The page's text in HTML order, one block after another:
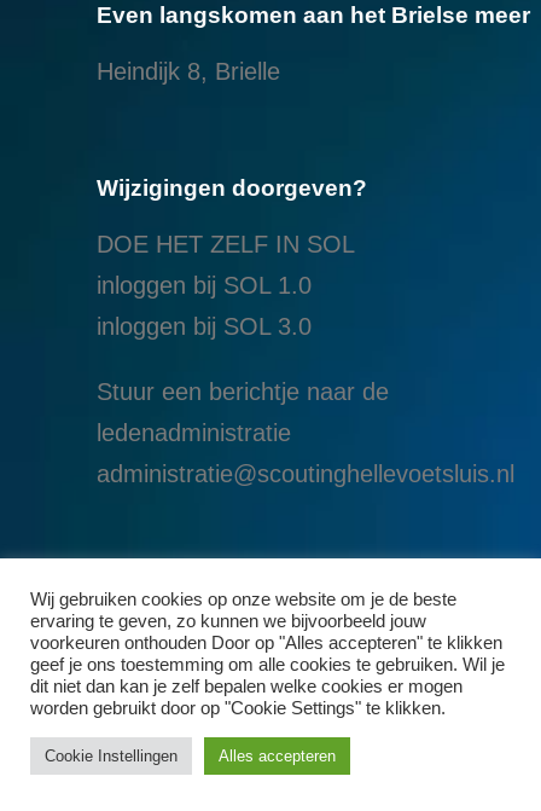
Even langskomen aan het Brielse meer
Heindijk 8, Brielle
Wijzigingen doorgeven?
DOE HET ZELF IN SOL
inloggen bij SOL 1.0
inloggen bij SOL 3.0
Stuur een berichtje naar de
ledenadministratie
administratie@scoutinghellevoetsluis.nl
Wij gebruiken cookies op onze website om je de beste
ervaring te geven, zo kunnen we bijvoorbeeld jouw
voorkeuren onthouden Door op "Alles accepteren" te klikken
geef je ons toestemming om alle cookies te gebruiken. Wil je
dit niet dan kan je zelf bepalen welke cookies er mogen
worden gebruikt door op "Cookie Settings" te klikken.
Cookie Instellingen Alles accepteren